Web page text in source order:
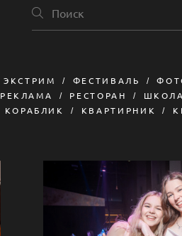
ЭКСТРИМ ФЕСТИВАЛЬ
РЕКЛАМА РЕСТОРАН ШКОЛА
КОРАБЛИК КВАРТИРНИК